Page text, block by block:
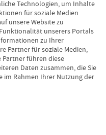
einer Kolik
Notfall. Wird eine
und behandelt, kann
sind die häufigsten